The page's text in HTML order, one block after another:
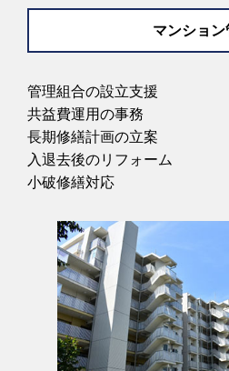
マンション
管理組合の設立支援
共益費運用の事務
長期修繕計画の立案
入退去後のリフォーム
小破修繕対応